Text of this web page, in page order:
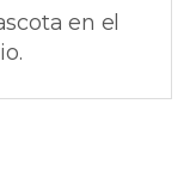
en el